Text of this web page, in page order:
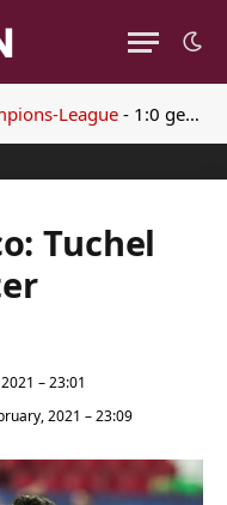
League - 1:0 gegen Atletico: Tuchel mit Chelsea weiter ungeschlagen
Tuchel
– 23:01
2021 – 23:09